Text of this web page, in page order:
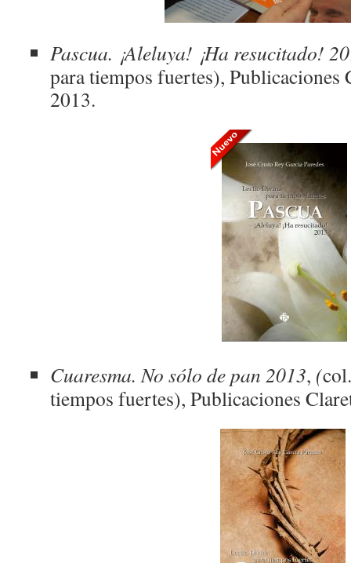
Pascua. ¡Aleluya! ¡Ha resucitado!
para tiempos fuertes), Publicaciones
2013.
Cuaresma. No sólo depan 2013, (
tiempos fuertes), Publicaciones